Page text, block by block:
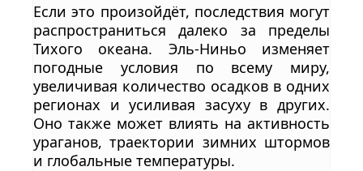
Если это произойдёт, последствия могут
распространиться далеко за пределы
Тихого океана. Эль-Ниньо изменяет
погодные условия по всему миру,
увеличивая количество осадков в одних
регионах и усиливая засуху в других.
Оно также может влиять на активность
ураганов, траектории зимних штормов
и глобальные температуры.